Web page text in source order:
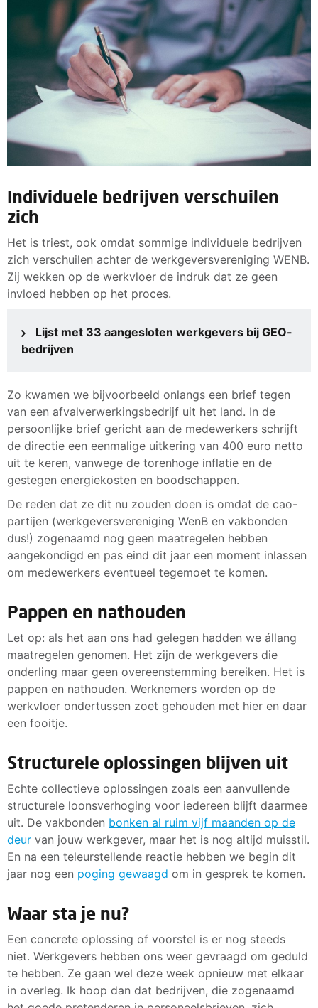
Individuele bedrijven verschuilen
zich
Het is triest, ook omdat sommige individuele bedrijven
zich verschuilen achter de werkgeversvereniging WENB.
Zij wekken op de werkvloer de indruk dat ze geen
invloed hebben op het proces.
Lijst met 33 aangesloten werkgevers bij GEO-
bedrijven
Zo kwamen we bijvoorbeeld onlangs een brief tegen
van een afvalverwerkingsbedrijf uit het land. In de
persoonlijke brief gericht aan de medewerkers schrijft
de directie een eenmalige uitkering van 400 euro netto
uit te keren, vanwege de torenhoge inflatie en de
gestegen energiekosten en boodschappen.
De reden dat ze dit nu zouden doen is omdat de cao-
partijen (werkgeversvereniging WenB en vakbonden
dus!) zogenaamd nog geen maatregelen hebben
aangekondigd en pas eind dit jaar een moment inlassen
om medewerkers eventueel tegemoet te komen.
Pappen en nathouden
Let op: als het aan ons had gelegen hadden we állang
maatregelen genomen. Het zijn de werkgevers die
onderling maar geen overeenstemming bereiken. Het is
pappen en nathouden. Werknemers worden op de
werkvloer ondertussen zoet gehouden met hier en daar
een fooitje.
Structurele oplossingen blijven uit
Echte collectieve oplossingen zoals een aanvullende
structurele loonsverhoging voor iedereen blijft daarmee
uit. De vakbonden bonken al ruim vijf maanden op de
deur van jouw werkgever, maar het is nog altijd muisstil.
En na een teleurstellende reactie hebben we begin dit
jaar nog een poging gewaagd om in gesprek te komen.
Waar sta je nu?
Een concrete oplossing of voorstel is er nog steeds
niet. Werkgevers hebben ons weer gevraagd om geduld
te hebben. Ze gaan wel deze week opnieuw met elkaar
in overleg. Ik hoop dan dat bedrijven, die zogenaamd